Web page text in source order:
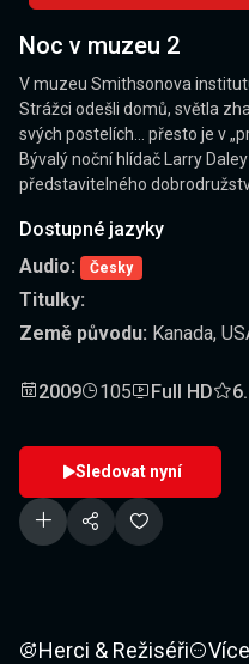
Noc v muzeu 2
V muzeu Smithsonova
Strážci odešli domů, světla
svých postelích… přesto je v
Bývalý noční hlídač Larry
představitelného
Dostupné jazyky
Audio:
Česky
Titulky:
Země původu: Kanada,
2009 105 Full HD
Sledovat nyní
Herci & Režiséři